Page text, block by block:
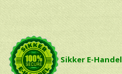
Sikker E-